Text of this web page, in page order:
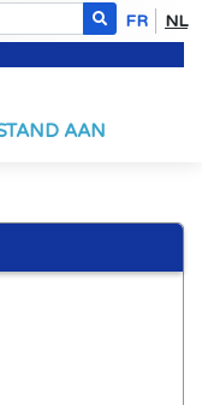
FR NL
AAN